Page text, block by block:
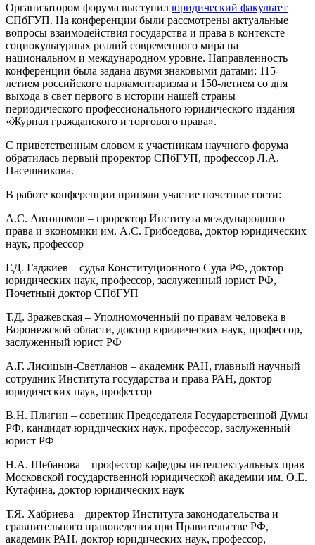
Организатором форума выступил юридический факультет
СПбГУП. На конференции были рассмотрены актуальные
вопросы взаимодействия государства и права в контексте
социокультурных реалий современного мира на
национальном и международном уровне. Направленность
конференции была задана двумя знаковыми датами: 115-
летием российского парламентаризма и 150-летием со дня
выхода в свет первого в истории нашей страны
периодического профессионального юридического издания
«Журнал гражданского и торгового права».
С приветственным словом к участникам научного форума
обратилась первый проректор СПбГУП, профессор Л.А.
Пасешникова.
В работе конференции приняли участие почетные гости:
А.С. Автономов – проректор Института международного
права и экономики им. А.С. Грибоедова, доктор юридических
наук, профессор
Г.Д. Гаджиев – судья Конституционного Суда РФ, доктор
юридических наук, профессор, заслуженный юрист РФ,
Почетный доктор СПбГУП
Т.Д. Зражевская – Уполномоченный по правам человека в
Воронежской области, доктор юридических наук, профессор,
заслуженный юрист РФ
А.Г. Лисицын-Светланов – академик РАН, главный научный
сотрудник Института государства и права РАН, доктор
юридических наук, профессор
В.Н. Плигин – советник Председателя Государственной Думы
РФ, кандидат юридических наук, профессор, заслуженный
юрист РФ
Н.А. Шебанова – профессор кафедры интеллектуальных прав
Московской государственной юридической академии им. О.Е.
Кутафина, доктор юридических наук
Т.Я. Хабриева – директор Института законодательства и
сравнительного правоведения при Правительстве РФ,
академик РАН, доктор юридических наук, профессор,